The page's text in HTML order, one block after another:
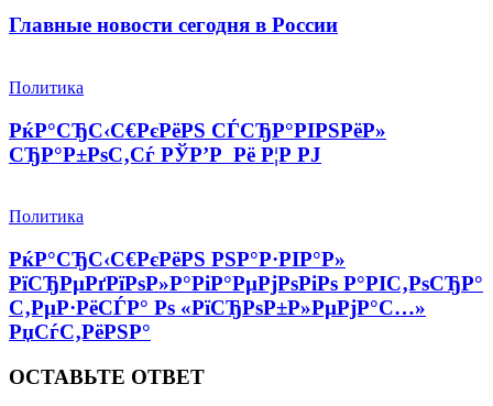
Главные новости сегодня в России
Политика
РќР°СЂС‹С€РєРёРЅ СЃСЂР°РІРЅРёР»
СЂР°Р±РѕС‚Сѓ РЎР’Р Рё Р¦Р РЈ
Политика
РќР°СЂС‹С€РєРёРЅ РЅР°Р·РІР°Р»
РїСЂРµРґРїРѕР»Р°РіР°РµРјРѕРіРѕ Р°РІС‚РѕСЂР°
С‚РµР·РёСЃР° Рѕ «РїСЂРѕР±Р»РµРјР°С…»
РџСѓС‚РёРЅР°
ОСТАВЬТЕ ОТВЕТ